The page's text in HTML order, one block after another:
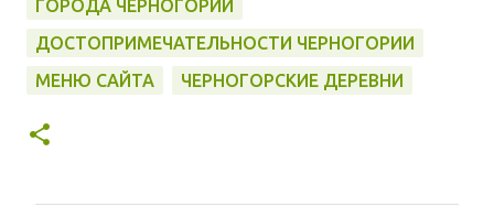
ГОРОДА ЧЕРНОГОРИИ
ДОСТОПРИМЕЧАТЕЛЬНОСТИ ЧЕРНОГОРИИ
МЕНЮ САЙТА
ЧЕРНОГОРСКИЕ ДЕРЕВНИ